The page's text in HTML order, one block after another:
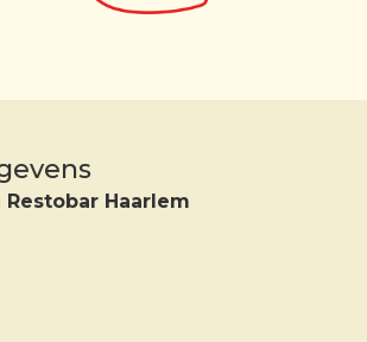
Restobar Haarlem